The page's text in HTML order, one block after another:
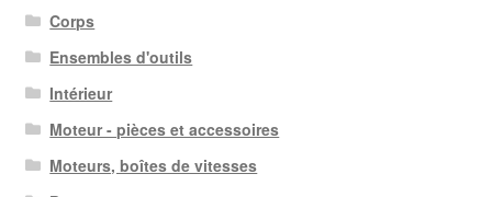
Corps
Ensembles d'outils
Intérieur
Moteur - pièces et accessoires
Moteurs, boîtes de vitesses